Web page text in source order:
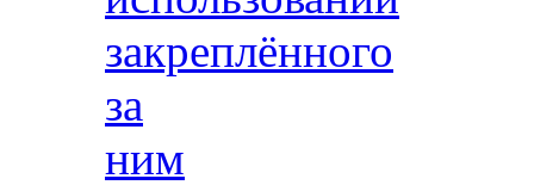
закреплённого
за
ним